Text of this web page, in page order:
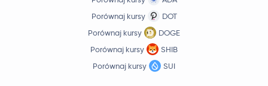
Porównaj kursy
DOT
Porównaj kursy
DOGE
Porównaj kursy
SHIB
Porównaj kursy
SUI